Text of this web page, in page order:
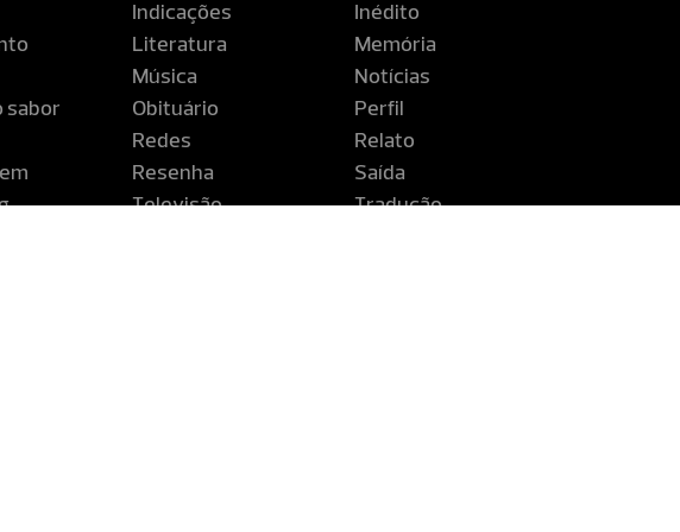
Indicações
Inédito
Literatura
Memória
Música
Notícias
sabor
Obituário
Perfil
Redes
Relato
Resenha
Saída
Televisão
Tradução